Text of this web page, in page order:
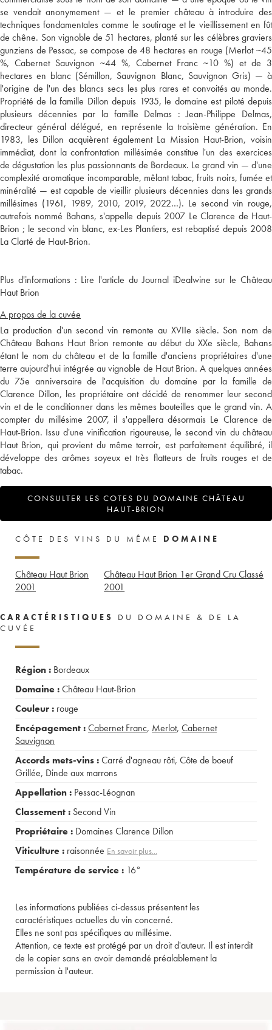
se vendait anonymement — et le premier château à introduire des
techniques fondamentales comme le soutirage et le vieillissement en fût
de chêne. Son vignoble de 51 hectares, planté sur les célèbres graviers
gunziens de Pessac, se compose de 48 hectares en rouge (Merlot ~45
%, Cabernet Sauvignon ~44 %, Cabernet Franc ~10 %) et de 3
hectares en blanc (Sémillon, Sauvignon Blanc, Sauvignon Gris) — à
l'origine de l'un des blancs secs les plus rares et convoités au monde.
Propriété de la famille Dillon depuis 1935, le domaine est piloté depuis
plusieurs décennies par la famille Delmas : Jean-Philippe Delmas,
directeur général délégué, en représente la troisième génération. En
1983, les Dillon acquièrent également La Mission Haut-Brion, voisin
immédiat, dont la confrontation millésimée constitue l'un des exercices
de dégustation les plus passionnants de Bordeaux. Le grand vin — d'une
complexité aromatique incomparable, mêlant tabac, fruits noirs, fumée et
minéralité — est capable de vieillir plusieurs décennies dans les grands
millésimes (1961, 1989, 2010, 2019, 2022…). Le second vin rouge,
autrefois nommé Bahans, s'appelle depuis 2007 Le Clarence de Haut-
Brion ; le second vin blanc, ex-Les Plantiers, est rebaptisé depuis 2008
Plus d'informations : Lire l'article du Journal iDealwine sur le Château
Haut Brion
A propos de la cuvée
La production d'un second vin remonte au XVIIe siècle. Son nom de
Château Bahans Haut Brion remonte au début du XXe siècle, Bahans
étant le nom du château et de la famille d'anciens propriétaires d'une
terre aujourd'hui intégrée au vignoble de Haut Brion. A quelques années
du 75e anniversaire de l'acquisition du domaine par la famille de
Clarence Dillon, les propriétaire ont décidé de renommer leur second
vin et de le conditionner dans les mêmes bouteilles que le grand vin. A
compter du millésime 2007, il s'appellera désormais Le Clarence de
Haut-Brion. Issu d'une vinification rigoureuse, le second vin du château
Haut Brion, qui provient du même terroir, est parfaitement équilibré, il
développe des arômes soyeux et très flatteurs de fruits rouges et de
tabac.
CONSULTER LES COTES DU DOMAINE CHÂTEAU
HAUT-BRION
CÔTE DES VINS DU MÊME DOMAINE
Château Haut Brion
2001
Château Haut Brion 1er Grand Cru Classé
2001
CARACTÉRISTIQUES
DU DOMAINE & DE LA
CUVÉE
Région : Bordeaux
Domaine :Château Haut-Brion
Couleur : rouge
Encépagement :Cabernet Franc, Merlot, Cabernet
Sauvignon
Accords mets-vins :Carré d'agneau rôti, Côte de boeuf
Grillée, Dinde aux marrons
Appellation : Pessac-Léognan
Classement : Second Vin
Propriétaire : Domaines Clarence Dillon
Viticulture : raisonnée En savoir plus...
Température de service : 16°
Les informations publiées ci-dessus présentent les
caractéristiques actuelles du vin concerné.
Elles ne sont pas spécifiques au millésime.
Attention, ce texte est protégé par un droit d'auteur. Il est interdit
de le copier sans en avoir demandé préalablement la
permission à l'auteur.